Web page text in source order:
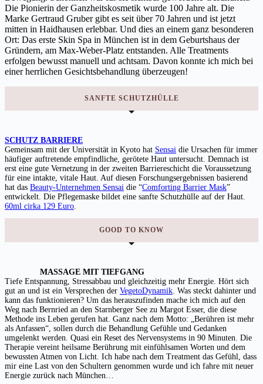
Die Pionierin der Ganzheitskosmetik wurde 100 Jahre alt. Die
Marke Gertraud Gruber gibt es seit über 70 Jahren und ist jetzt
mitten in Haidhausen erlebbar. Und dies an einem ganz besonderen
Ort: Das erste Skin Spa in München ist in dem Geburtshaus der
Gründern, am Max-Weber-Platz entstanden. Alle Treatments
erfolgen bewusst manuell und achtsam. Davon konnte ich mich bei
einer herrlichen Gesichtsbehandlung überzeugen!
SANFTE SCHUTZHÜLLE
SCHUTZ BARRIERE
Gemeinsam mit der Universität in Kyoto hat Sensai die Ursachen für immer
häufiger auftretende empfindliche, gerötete Haut untersucht. Demnach ist
erst eine gute Vernetzung in der zweiten Barriereschicht die Voraussetzung
für eine intakte, vitale Haut. Auf diesen Forschungsergebnissen basierend
hat das Beauty-Unternehmen Sensai die “Comforting Barrier Mask”
entwickelt. Die Pflegemaske bildet eine sanfte Schutzhülle auf der Haut.
60ml cirka 129 Euro
GOOD TO KNOW
MASSAGE MIT TIEFGANG
Tiefe Entspannung, Stressabbau und gleichzeitig mehr Energie. Hört sich
gut an und ist ein Versprechen der VegetoDynamik . Was steckt dahinter und
kann das funktionieren? Um das herauszufinden mache ich mich auf den
Weg nach Bernried an den Starnberger See zu Margot Esser, die diese
Methode ins Leben gerufen hat. Ganz nach dem Motto: „Berühren ist mehr
als Anfassen“, sollen durch die Behandlung Gefühle und Gedanken
umgelenkt werden. Quasi ein Reset des Nervensystems in 90 Minuten. Die
Therapie vereint heilsame Berührung mit einfühlsamen Worten und dem
bewussten Atmen von Licht. Ich habe nach dem Treatment das Gefühl, dass
mir eine Last von den Schultern genommen wurde und ich fahre mit neuer
Energie zurück nach München…